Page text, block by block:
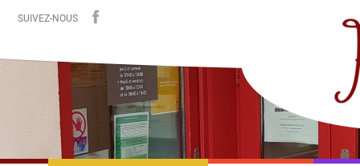
SUIVEZ-NOUS